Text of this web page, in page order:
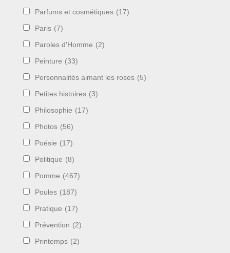
Parfums et cosmétiques (17)
Paris (7)
Paroles d'Homme (2)
Peinture (33)
Personnalités aimant les roses (5)
Petites histoires (3)
Philosophie (17)
Photos (56)
Poésie (17)
Politique (8)
Pomme (467)
Poules (187)
Pratique (17)
Prévention (2)
Printemps (2)